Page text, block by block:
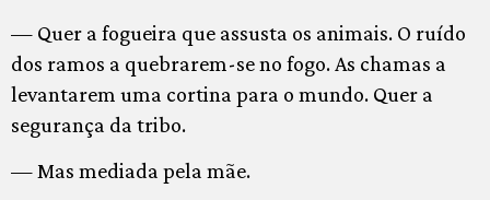
— Quer a fogueira que assusta os animais. O ruído
dos ramos a quebrarem-se no fogo. As chamas a
levantarem uma cortina para o mundo. Quer a
segurança da tribo.
— Mas mediada pela mãe.